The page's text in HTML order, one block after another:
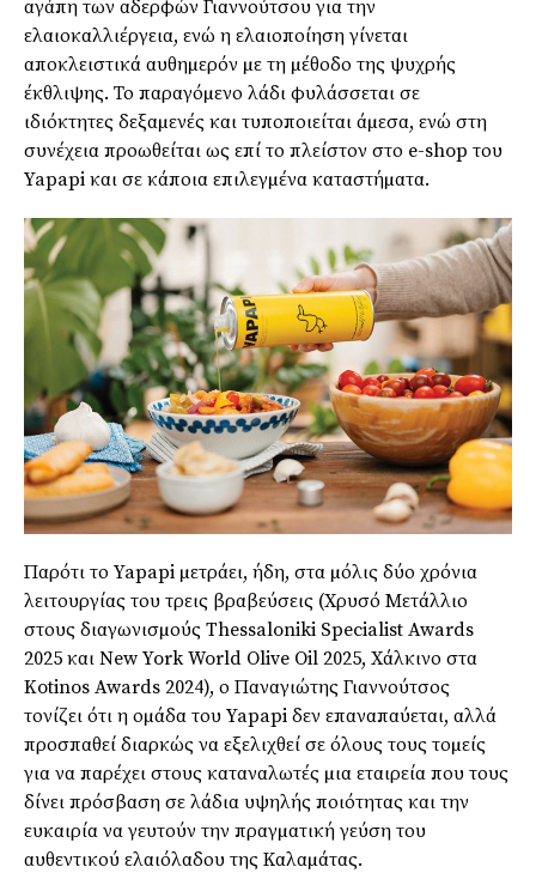
αγάπη των αδερφών Γιαννούτσου για την
ελαιοκαλλιέργεια, ενώ η ελαιοποίηση γίνεται
αποκλειστικά αυθηµερόν µε τη µέθοδο της ψυχρής
έκθλιψης. Το παραγόµενο λάδι φυλάσσεται σε
ιδιόκτητες δεξαµενές και τυποποιείται άµεσα, ενώ στη
συνέχεια προωθείται ως επί το πλείστον στο e-shop του
Yapapi και σε κάποια επιλεγµένα καταστήµατα.
Παρότι το Yapapi µετράει, ήδη, στα µόλις δύο χρόνια
λειτουργίας του τρεις βραβεύσεις (Χρυσό Μετάλλιο
στους διαγωνισµούς Thessaloniki Specialist Awards
2025 και New York World Olive Oil 2025, Χάλκινο στα
Kotinos Awards 2024), ο Παναγιώτης Γιαννούτσος
τονίζει ότι η οµάδα του Yapapi δεν επαναπαύεται, αλλά
προσπαθεί διαρκώς να εξελιχθεί σε όλους τους τοµείς
για να παρέχει στους καταναλωτές µια εταιρεία που τους
δίνει πρόσβαση σε λάδια υψηλής ποιότητας και την
ευκαιρία να γευτούν την πραγµατική γεύση του
αυθεντικού ελαιόλαδου της Καλαµάτας.